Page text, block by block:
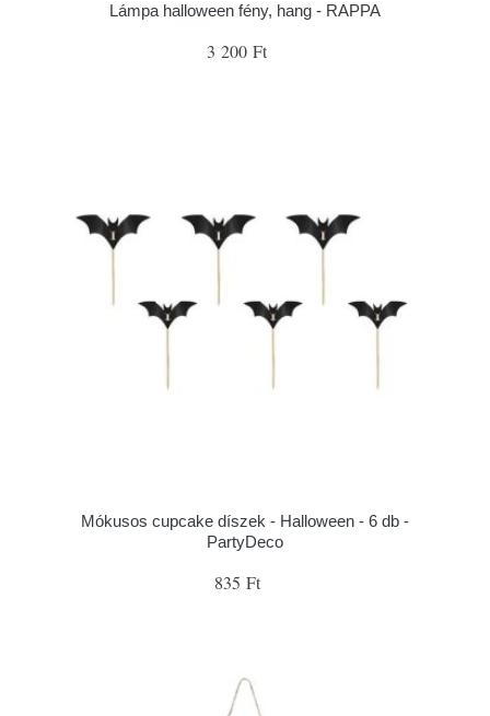
Lámpa halloween fény, hang - RAPPA
3 200 Ft
Mókusos cupcake díszek - Halloween - 6 db -
PartyDeco
835 Ft